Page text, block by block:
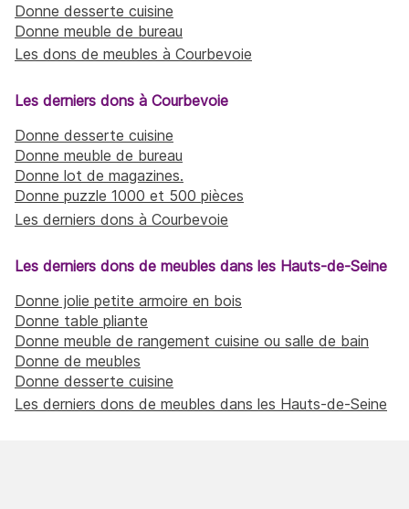
Donne desserte cuisine
Donne meuble de bureau
Les dons de meubles à Courbevoie
Les derniers dons à Courbevoie
Donne desserte cuisine
Donne meuble de bureau
Donne lot de magazines.
Donne puzzle 1000 et 500 pièces
Les derniers dons à Courbevoie
Les derniers dons de meubles dans les Hauts-de-Seine
Donne jolie petite armoire en bois
Donne table pliante
Donne meuble de rangement cuisine ou salle de bain
Donne de meubles
Donne desserte cuisine
Les derniers dons de meubles dans les Hauts-de-Seine